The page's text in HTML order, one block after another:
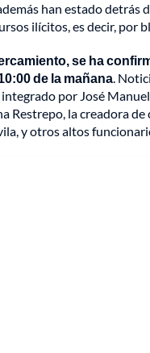
han estado detrás
ilícitos, es decir, por
se ha
de la mañana.
por José
Restrepo, la creadora
y otros altos